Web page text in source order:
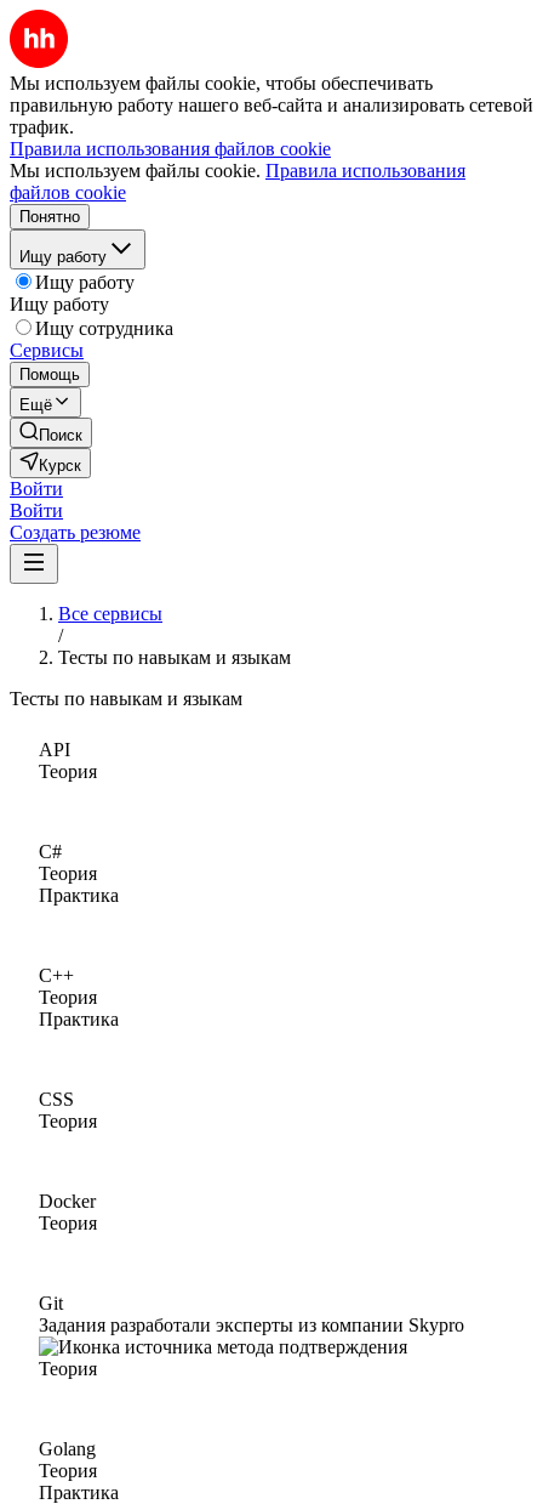
Мы используем файлы cookie, чтобы обеспечивать
правильную работу нашего веб-сайта и анализировать сетевой
трафик.
Правила использования файлов cookie
Мы используем файлы cookie. Правила использования
файлов cookie
Понятно
Ищу работу
Ищу работу
Ищу работу
Ищу сотрудника
Сервисы
Помощь
Ещё
Поиск
Курск
Войти
Войти
Создать резюме
Все сервисы
/
Тесты по навыкам и языкам
Тесты по навыкам и языкам
API
Теория
C#
Теория
Практика
C++
Теория
Практика
CSS
Теория
Docker
Теория
Git
Задания разработали эксперты из компании Skypro
Теория
Golang
Теория
Практика